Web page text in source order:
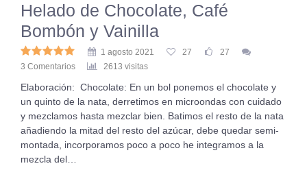
Helado de Chocolate, Café
Bombón y Vainilla
1 agosto 2021 27
27
3 Comentarios
2613 visitas
Elaboración: Chocolate: En un bol ponemos el chocolate y
un quinto de la nata, derretimos en microondas con cuidado
y mezclamos hasta mezclar bien. Batimos el resto de la nata
añadiendo la mitad del resto del azúcar, debe quedar semi-
montada, incorporamos poco a poco he integramos a la
mezcla del…